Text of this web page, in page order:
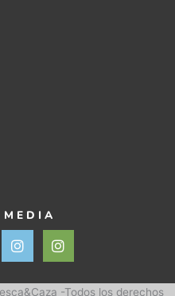
I
n
s
t
I
n
s
t
-Todos los derechos